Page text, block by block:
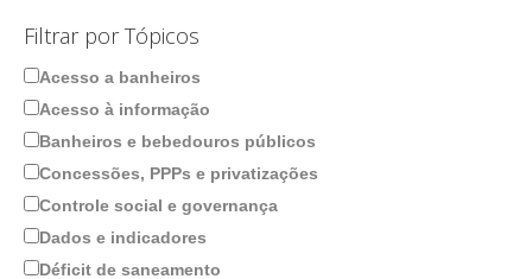
Filtrar por Tópicos
Acesso a banheiros
Acesso à informação
Banheiros e bebedouros públicos
Concessões, PPPs e privatizações
Controle social e governança
Dados e indicadores
Déficit de saneamento